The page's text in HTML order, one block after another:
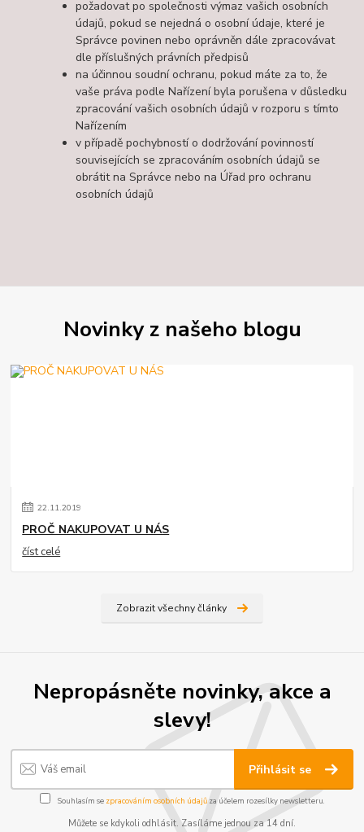
požadovat po společnosti výmaz vašich osobních
údajů, pokud se nejedná o osobní údaje, které je
Správce povinen nebo oprávněn dále zpracovávat
dle příslušných právních předpisů
na účinnou soudní ochranu, pokud máte za to, že
vaše práva podle Nařízení byla porušena v důsledku
zpracování vašich osobních údajů v rozporu s tímto
Nařízením
v případě pochybností o dodržování povinností
souvisejících se zpracováním osobních údajů se
obrátit na Správce nebo na Úřad pro ochranu
osobních údajů
Novinky z našeho blogu
22.11.2019
PROČ NAKUPOVAT U NÁS
číst celé
Zobrazit všechny články
Nepropásněte novinky, akce a
slevy!
Přihlásit se
Souhlasím se zpracováním osobních údajůza účelem rozesílky newsletteru.
Můžete se kdykoli odhlásit. Zasíláme jednou za 14 dní.